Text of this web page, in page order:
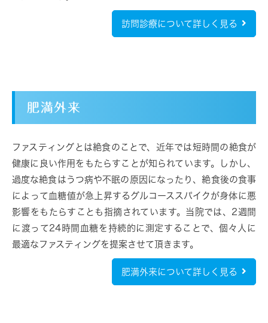
訪問診療について詳しく見る
肥満外来
ファスティングとは絶食のことで、近年では短時間の絶食が
健康に良い作用をもたらすことが知られています。しかし、
過度な絶食はうつ病や不眠の原因になったり、絶食後の食事
によって血糖値が急上昇するグルコーススパイクが身体に悪
影響をもたらすことも指摘されています。当院では、2週間
に渡って24時間血糖を持続的に測定することで、個々人に
最適なファスティングを提案させて頂きます。
肥満外来について詳しく見る